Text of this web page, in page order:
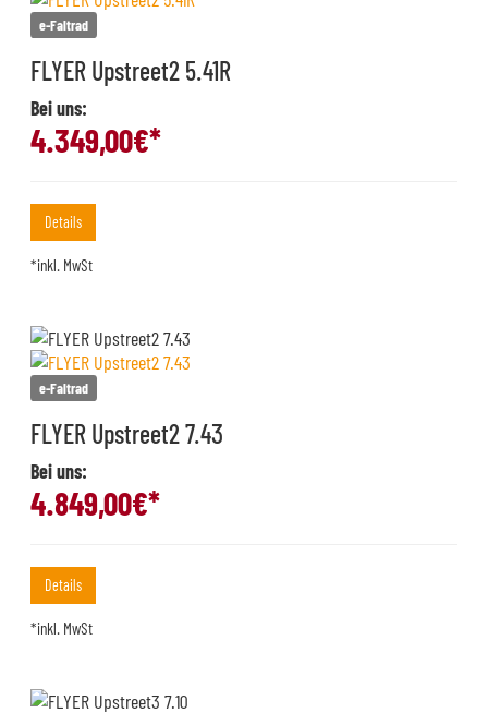
e-Faltrad
FLYER Upstreet2 5.41R
Bei uns:
4.349,00€*
Details
*inkl. MwSt
e-Faltrad
FLYER Upstreet2 7.43
Bei uns:
4.849,00€*
Details
*inkl. MwSt